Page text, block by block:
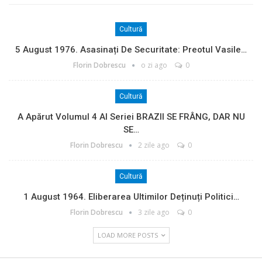
Cultură
5 August 1976. Asasinați De Securitate: Preotul Vasile…
Florin Dobrescu o zi ago 0
Cultură
A Apărut Volumul 4 Al Seriei BRAZII SE FRÂNG, DAR NU
SE…
Florin Dobrescu 2 zile ago 0
Cultură
1 August 1964. Eliberarea Ultimilor Deținuți Politici…
Florin Dobrescu 3 zile ago 0
LOAD MORE POSTS